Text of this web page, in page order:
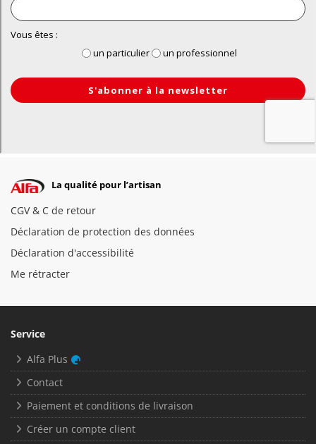
La qualité pour l’artisan
CGV & C de retour
Déclaration de protection des données
Déclaration d'accessibilité
Me rétracter
Service
Alfa Plus
Contact
Paiement et conditions de livraison
Créer un compte client